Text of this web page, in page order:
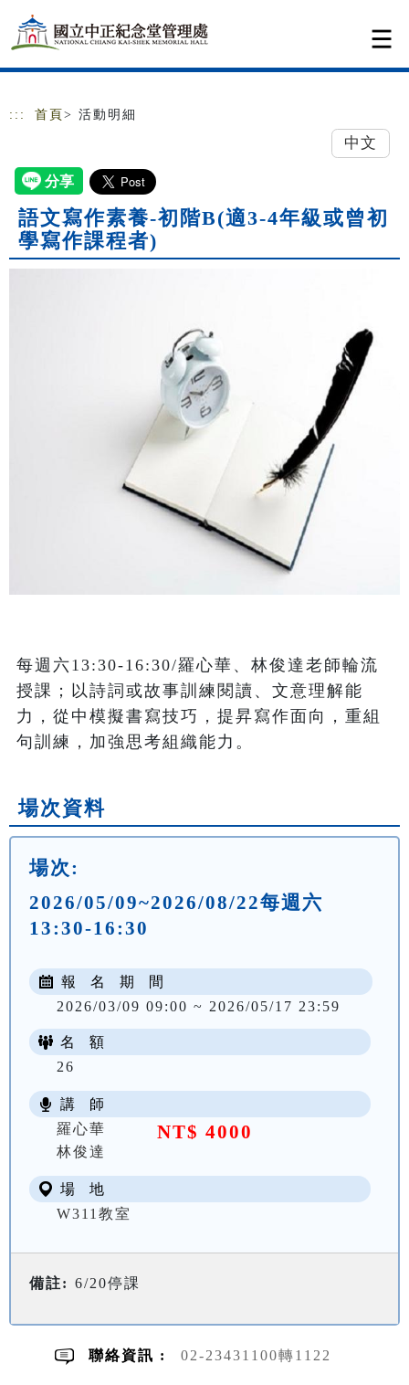
跳到主要內容
網站導覽
::: 首頁 > 活動明細
中文
語文寫作素養-初階B(適3-4年級或曾初
學寫作課程者)
每週六13:30-16:30/羅心華、林俊達老師輪流
授課；以詩詞或故事訓練閱讀、文意理解能
力，從中模擬書寫技巧，提昇寫作面向，重組
句訓練，加強思考組織能力。
場次資料
場次:
2026/05/09~2026/08/22每週六
13:30-16:30
NT$ 4000
報 名 期 間
2026/03/09 09:00 ~ 2026/05/17 23:59
名 額
26
講 師
羅心華
林俊達
場 地
W311教室
備註: 6/20停課
聯絡資訊 : 02-23431100轉1122